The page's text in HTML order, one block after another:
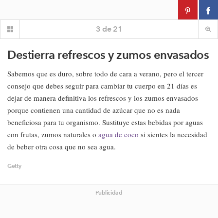
3 de 21
Destierra refrescos y zumos envasados
Sabemos que es duro, sobre todo de cara a verano, pero el tercer
consejo que debes seguir para cambiar tu cuerpo en 21 días es
dejar de manera definitiva los refrescos y los zumos envasados
porque contienen una cantidad de azúcar que no es nada
beneficiosa para tu organismo. Sustituye estas bebidas por aguas
con frutas, zumos naturales o agua de coco si sientes la necesidad
de beber otra cosa que no sea agua.
Getty
Publicidad